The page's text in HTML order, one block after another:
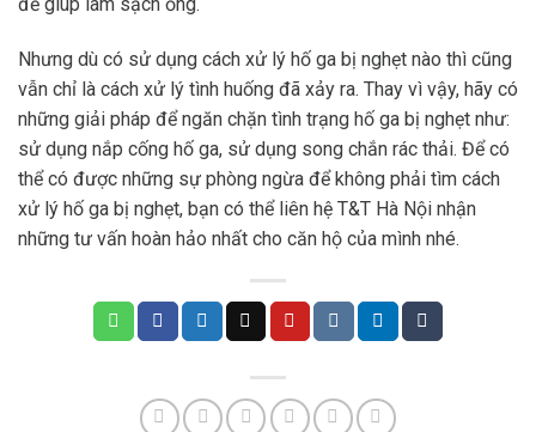
Nhưng dù có sử dụng cách xử lý hố ga bị nghẹt nào thì cũng
vẫn chỉ là cách xử lý tình huống đã xảy ra. Thay vì vậy, hãy có
những giải pháp để ngăn chặn tình trạng hố ga bị nghẹt như:
sử dụng nắp cống hố ga, sử dụng song chắn rác thải. Để có
thể có được những sự phòng ngừa để không phải tìm cách
xử lý hố ga bị nghẹt, bạn có thể liên hệ T&T Hà Nội nhận
những tư vấn hoàn hảo nhất cho căn hộ của mình nhé.